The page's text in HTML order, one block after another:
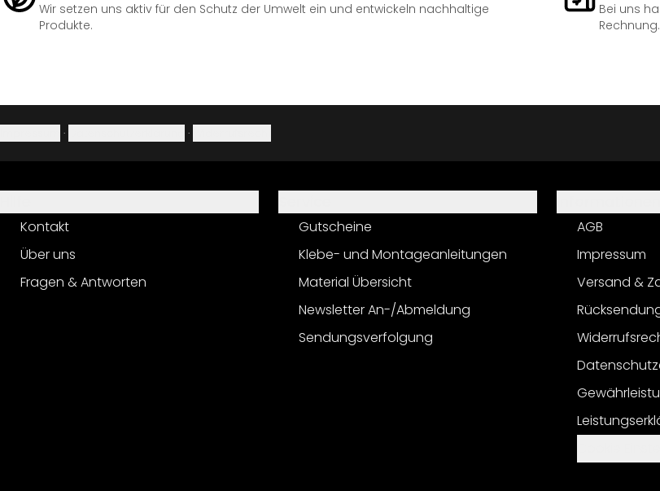
Wir setzen uns aktiv für den Schutz der Umwelt ein und entwickeln nachhaltige
Produkte.
Bei uns
Rechnung.
· ·
Kontakt
Über uns
Fragen & Antworten
Gutscheine
Klebe- und Montageanleitungen
Material Übersicht
Newsletter An-/Abmeldung
Sendungsverfolgung
AGB
Impressum
Versand &